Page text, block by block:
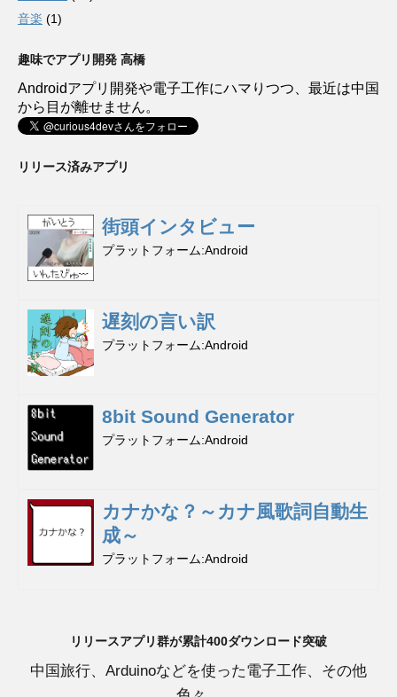
音楽 (1)
趣味でアプリ開発 高橋
Androidアプリ開発や電子工作にハマりつつ、最近は中国
から目が離せません。
リリース済みアプリ
街頭インタビュー
プラットフォーム Android
遅刻の言い訳
プラットフォーム Android
8bit Sound Generator
プラットフォーム Android
カナかな？～カナ風歌詞自動生
成～
プラットフォーム Android
リリースアプリ群が累計400ダウンロード突破
中国旅行、Arduinoなどを使った電子工作、その他